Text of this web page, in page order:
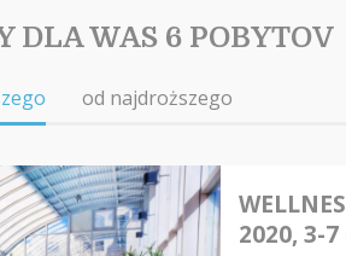
DLA WAS 6 POBYTOV
od najdroższego
2020, 3-